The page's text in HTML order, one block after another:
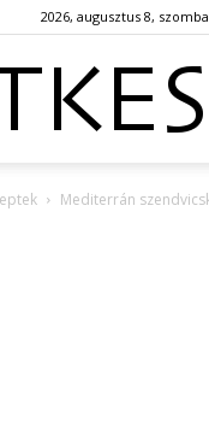
2026, augusztus 8,
Mediterrán